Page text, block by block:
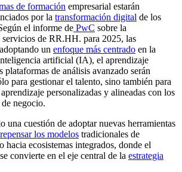
de formación empresarial estarán
por la transformación digital de los
el informe de PwC sobre la
de RR.HH. para 2025, las
un enfoque más centrado en la
artificial (IA), el aprendizaje
de análisis avanzado serán
para gestionar el talento, sino también para
personalizadas y alineadas con los
negocio.
una cuestión de adoptar nuevas herramientas
repensar los modelos tradicionales de
hacia ecosistemas integrados, donde el
convierte en el eje central de la estrategia